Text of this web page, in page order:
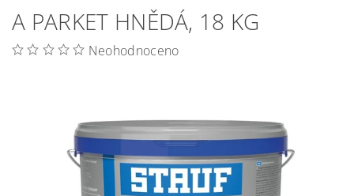
A PARKET HNĚDÁ, 18 KG
Neohodnoceno